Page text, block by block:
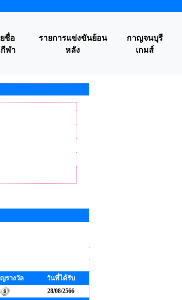
ชื่อ
ฬา
รายการแข่งขันย้อน
หลัง
กาญจนบุรี
เกมส์
รางวัล วันที่ได้รับ
28/08/2566